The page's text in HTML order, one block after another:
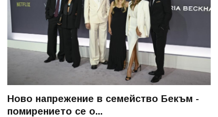
Ново напрежение в семейство Бекъм -
помирението се о...